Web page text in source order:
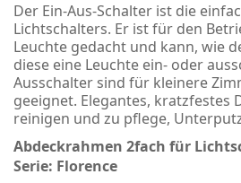
Der Ein-Aus-Schalter ist die
Lichtschalters. Er ist für den
Leuchte gedacht und kann, wie
diese eine Leuchte ein- oder
Ausschalter sind für kleinere
geeignet. Elegantes, kratzfestes
reinigen und zu pflege,
Abdeckrahmen 2fach für
Serie: Florence